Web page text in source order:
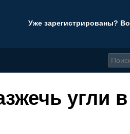
Уже зарегистрированы?
угли в